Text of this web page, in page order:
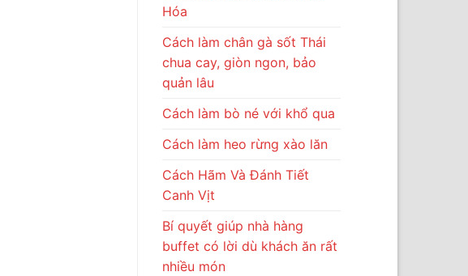
Hóa
Cách làm chân gà sốt Thái
chua cay, giòn ngon, bảo
quản lâu
Cách làm bò né với khổ qua
Cách làm heo rừng xào lăn
Cách Hãm Và Đánh Tiết
Canh Vịt
Bí quyết giúp nhà hàng
buffet có lời dù khách ăn rất
nhiều món